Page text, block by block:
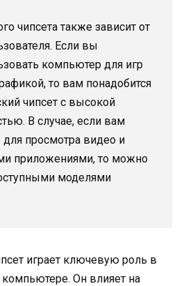
чипсета также зависит от
Если вы
компьютер для игр
то вам понадобится
чипсет с высокой
В случае, если вам
просмотра видео и
приложениями, то можно
моделями
играет ключевую роль в
компьютере. Он влияет на